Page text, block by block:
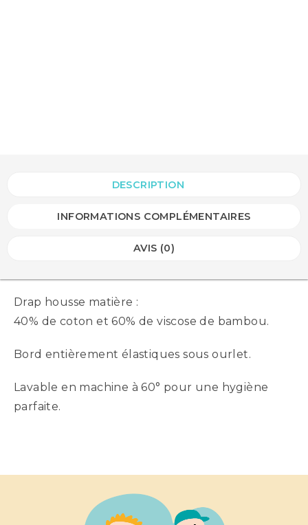
DESCRIPTION
INFORMATIONS COMPLÉMENTAIRES
AVIS (0)
Drap housse matière :
40% de coton et 60% de viscose de bambou.
Bord entièrement élastiques sous ourlet.
Lavable en machine à 60° pour une hygiène
parfaite.